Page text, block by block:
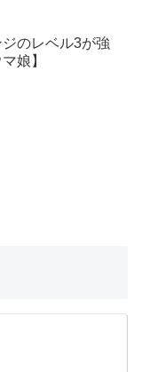
のレベル3が強
娘】